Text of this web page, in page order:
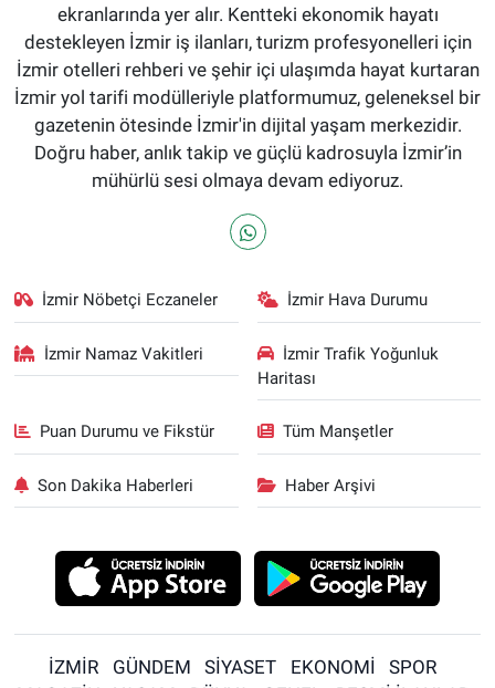
ekranlarında yer alır. Kentteki ekonomik hayatı
destekleyen İzmir iş ilanları, turizm profesyonelleri için
İzmir otelleri rehberi ve şehir içi ulaşımda hayat kurtaran
İzmir yol tarifi modülleriyle platformumuz, geleneksel bir
gazetenin ötesinde İzmir'in dijital yaşam merkezidir.
Doğru haber, anlık takip ve güçlü kadrosuyla İzmir’in
mühürlü sesi olmaya devam ediyoruz.
İzmir Nöbetçi Eczaneler İzmir Hava Durumu
İzmir Namaz Vakitleri
İzmir Trafik Yoğunluk
Haritası
Puan Durumu ve Fikstür Tüm Manşetler
Son Dakika Haberleri Haber Arşivi
İZMİR GÜNDEM SİYASET EKONOMİ
SPOR